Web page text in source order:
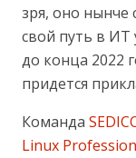
зря, оно нынче
свой путь в ИТ
до конца 2022
придется
Команда
Linux